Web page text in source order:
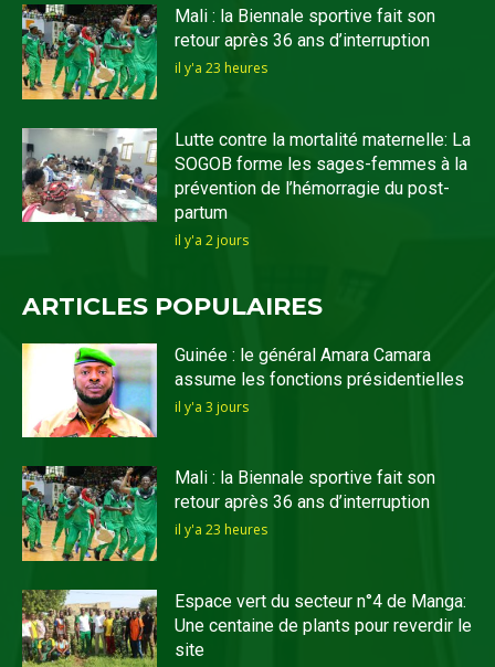
Mali : la Biennale sportive fait son
retour après 36 ans d’interruption
il y'a 23 heures
Lutte contre la mortalité maternelle: La
SOGOB forme les sages-femmes à la
prévention de l’hémorragie du post-
partum
il y'a 2 jours
ARTICLES POPULAIRES
Guinée : le général Amara Camara
assume les fonctions présidentielles
il y'a 3 jours
Mali : la Biennale sportive fait son
retour après 36 ans d’interruption
il y'a 23 heures
Espace vert du secteur n°4 de Manga:
Une centaine de plants pour reverdir le
site